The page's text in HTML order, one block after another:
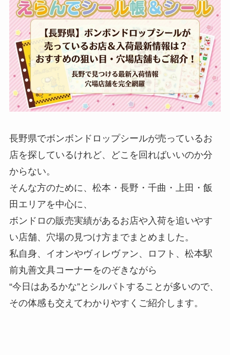
長野県でボンボンドロップシールが売っているお
店を探しているけれど、どこを回ればいいのか分
からない。
そんな方のために、松本・長野・千曲・上田・飯
田エリアを中心に、
ボンドロの販売実績があるお店や入荷を追いやす
い店舗、穴場の見つけ方までまとめました。
私自身、イオンやヴィレヴァン、ロフト、松本駅
前丸善文具コーナーをのぞきながら
“今日はあるかな”とシルパトすることが多いので、
その体感も交えてわかりやすくご紹介します。